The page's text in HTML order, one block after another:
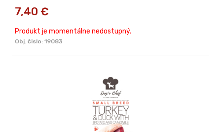
7,40 €
Produkt je momentálne nedostupný.
Obj. čislo: 19083